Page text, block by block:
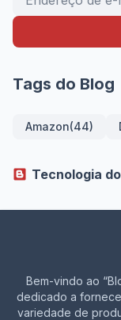
Tags do Blog
Amazon(44)
Tecnologia
Bem-vindo ao
dedicado a
variedade de